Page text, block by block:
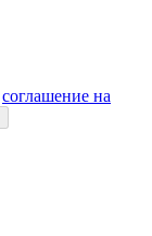
соглашение на